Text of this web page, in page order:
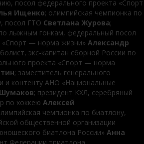
посол федерального проекта «Спорт
Ищенко; олимпийская чемпионка по
посол ГТО Светлана Журова;
лыжным гонкам, федеральный посол
«Спорт — норма жизни» Александр
экс-капитан сборной России по
проекта «Спорт — норма
; заместитель генерального
и контенту АНО «Национальные
; президент КХЛ, серебряный
по хоккею Алексей
чемпионка по биатлону,
общественной организации
биатлона России» Анна